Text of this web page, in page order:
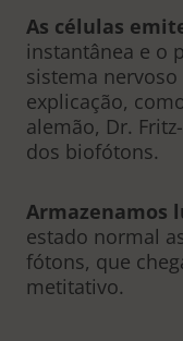
As células
instantânea e o
sistema
explicação,
alemão, Dr.
dos biofótons.
Armazenamos
estado normal
fótons, que
metitativo.